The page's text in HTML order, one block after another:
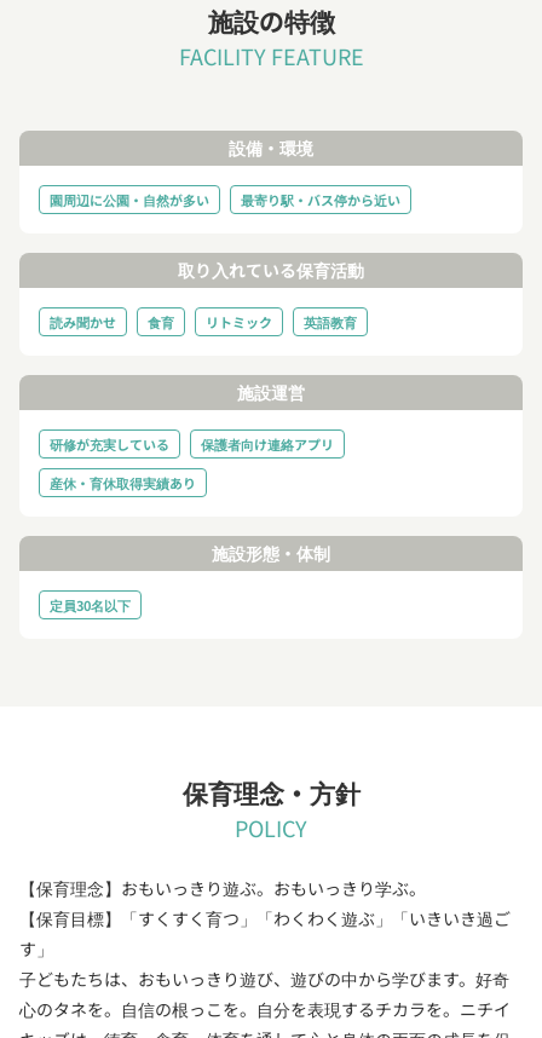
施設の特徴
FACILITY FEATURE
設備・環境
園周辺に公園・自然が多い 最寄り駅・バス停から近い
取り入れている保育活動
読み聞かせ 食育 リトミック 英語教育
施設運営
研修が充実している
保護者向け連絡アプリ
産休・育休取得実績あり
施設形態・体制
定員30名以下
保育理念・方針
POLICY
【保育理念】おもいっきり遊ぶ。おもいっきり学ぶ。
【保育目標】「すくすく育つ」「わくわく遊ぶ」「いきいき過ご
す」
子どもたちは、おもいっきり遊び、遊びの中から学びます。好奇
心のタネを。自信の根っこを。自分を表現するチカラを。ニチイ